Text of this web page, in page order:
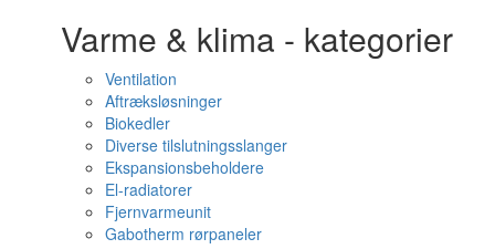
Varme & klima - kategorier
Ventilation
Aftræksløsninger
Biokedler
Diverse tilslutningsslanger
Ekspansionsbeholdere
El-radiatorer
Fjernvarmeunit
Gabotherm rørpaneler